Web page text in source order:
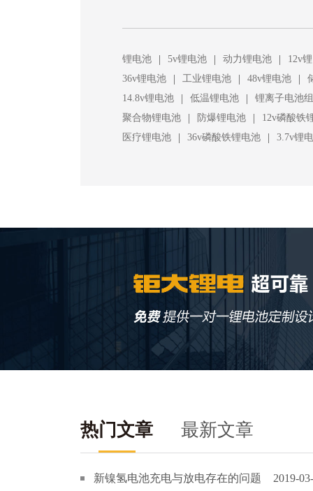
锂电池 | 5v锂电池 | 动力锂电池 |
12v
36v锂电池
| 工业锂电池 | 48v锂电池 |
14.8v锂电池
| 低温锂电池 |
锂离子电池组
聚合物锂电池
| 防爆锂电池 |
12v磷酸铁
医疗锂电池
| 36v磷酸铁锂电池 | 3.7v锂
热门文章 最新文章
新镍氢电池充电与放电存在的问题 2019-